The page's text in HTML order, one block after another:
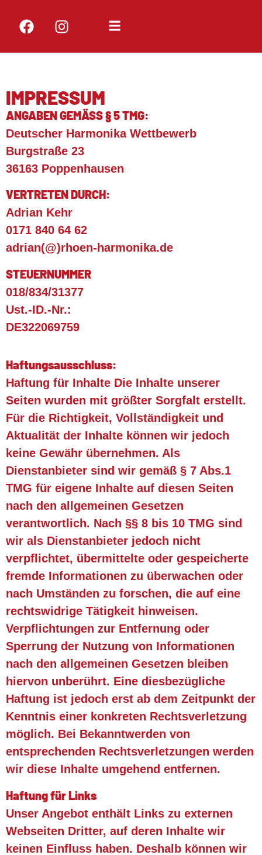
IMPRESSUM
ANGABEN GEMÄSS § 5 TMG:
Deutscher Harmonika Wettbewerb
Burgstraße 23
36163 Poppenhausen
VERTRETEN DURCH:
Adrian Kehr
0171 840 64 62
adrian(@)rhoen-harmonika.de
STEUERNUMMER
018/834/31377
Ust.-ID.-Nr.:
DE322069759
Haftungsausschluss:
Haftung für Inhalte Die Inhalte unserer
Seiten wurden mit größter Sorgfalt erstellt.
Für die Richtigkeit, Vollständigkeit und
Aktualität der Inhalte können wir jedoch
keine Gewähr übernehmen. Als
Dienstanbieter sind wir gemäß § 7 Abs.1
TMG für eigene Inhalte auf diesen Seiten
nach den allgemeinen Gesetzen
verantwortlich. Nach §§ 8 bis 10 TMG sind
wir als Dienstanbieter jedoch nicht
verpflichtet, übermittelte oder gespeicherte
fremde Informationen zu überwachen oder
nach Umständen zu forschen, die auf eine
rechtswidrige Tätigkeit hinweisen.
Verpflichtungen zur Entfernung oder
Sperrung der Nutzung von Informationen
nach den allgemeinen Gesetzen bleiben
hiervon unberührt. Eine diesbezügliche
Haftung ist jedoch erst ab dem Zeitpunkt der
Kenntnis einer konkreten Rechtsverletzung
möglich. Bei Bekanntwerden von
entsprechenden Rechtsverletzungen werden
wir diese Inhalte umgehend entfernen. ​
Haftung für Links
Unser Angebot enthält Links zu externen
Webseiten Dritter, auf deren Inhalte wir
keinen Einfluss haben. Deshalb können wir